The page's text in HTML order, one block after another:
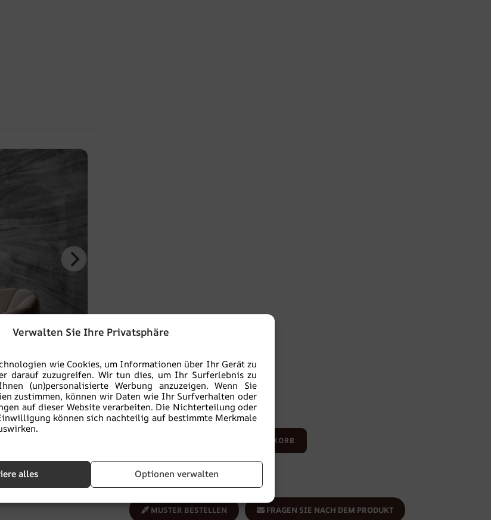
Verwalten Sie Ihre Privatsphäre
wie Cookies, um Informationen über Ihr Gerät zu
darauf zuzugreifen. Wir tun dies, um Ihr Surferlebnis zu
(un)personalisierte Werbung anzuzeigen. Wenn Sie
zustimmen, können wir Daten wie Ihr Surfverhalten oder
auf dieser Website verarbeiten. Die Nichterteilung oder
können sich nachteilig auf bestimmte Merkmale
alles Optionen verwalten
,Modern,NATUR,Stil,
IN DEN WARENKORB
Zu Favoriten hinzufügen
MUSTER BESTELLEN FRAGEN SIE NACH DEM PRODUKT